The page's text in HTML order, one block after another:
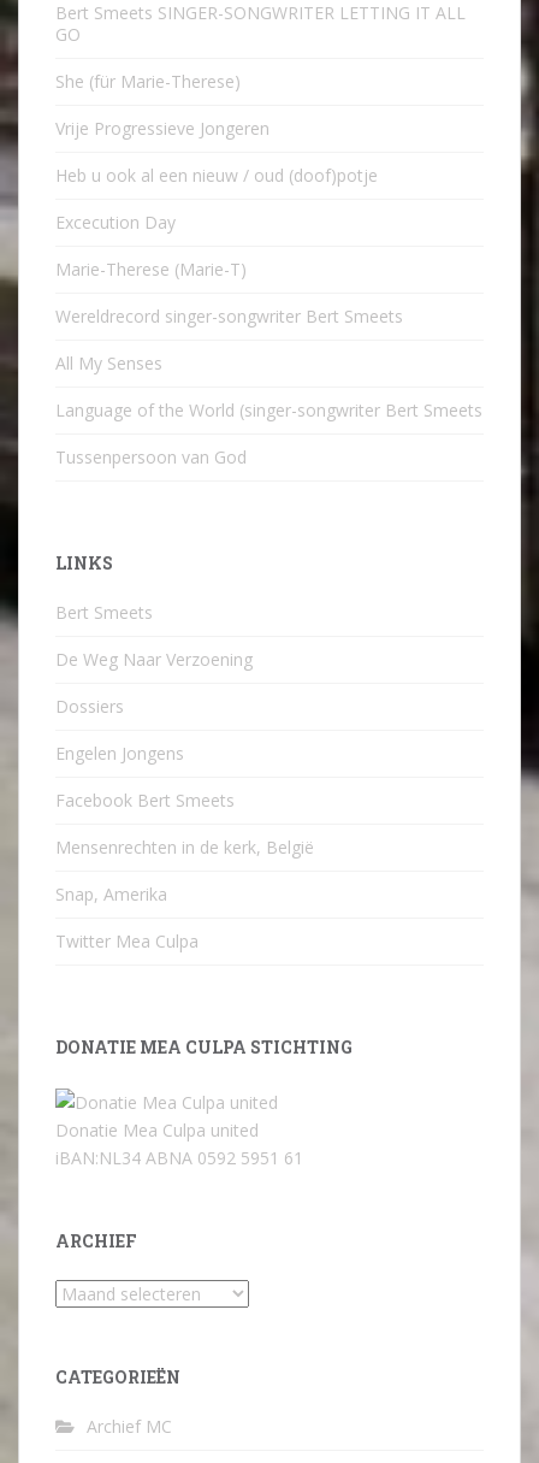
Bert Smeets SINGER-SONGWRITER LETTING IT ALL
GO
She (für Marie-Therese)
Vrije Progressieve Jongeren
Heb u ook al een nieuw / oud (doof)potje
Excecution Day
Marie-Therese (Marie-T)
Wereldrecord singer-songwriter Bert Smeets
All My Senses
Language of the World (singer-songwriter Bert Smeets
Tussenpersoon van God
LINKS
Bert Smeets
De Weg Naar Verzoening
Dossiers
Engelen Jongens
Facebook Bert Smeets
Mensenrechten in de kerk, België
Snap, Amerika
Twitter Mea Culpa
DONATIE MEA CULPA STICHTING
Donatie Mea Culpa united
iBAN:NL34 ABNA 0592 5951 61
ARCHIEF
Archief
CATEGORIEËN
Archief MC